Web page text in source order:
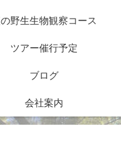
野生生物観察コース
ツアー催行予定
ブログ
会社案内